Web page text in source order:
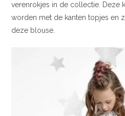
verenrokjes in de collectie. Deze
worden met de kanten topjes en
deze blouse.